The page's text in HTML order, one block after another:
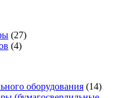
(27)
(4)
оборудования (14)